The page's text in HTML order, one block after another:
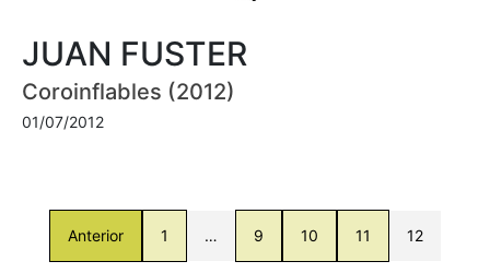
JUAN FUSTER
Coroinflables (2012)
01/07/2012
Anterior 1 … 9 10 11 12